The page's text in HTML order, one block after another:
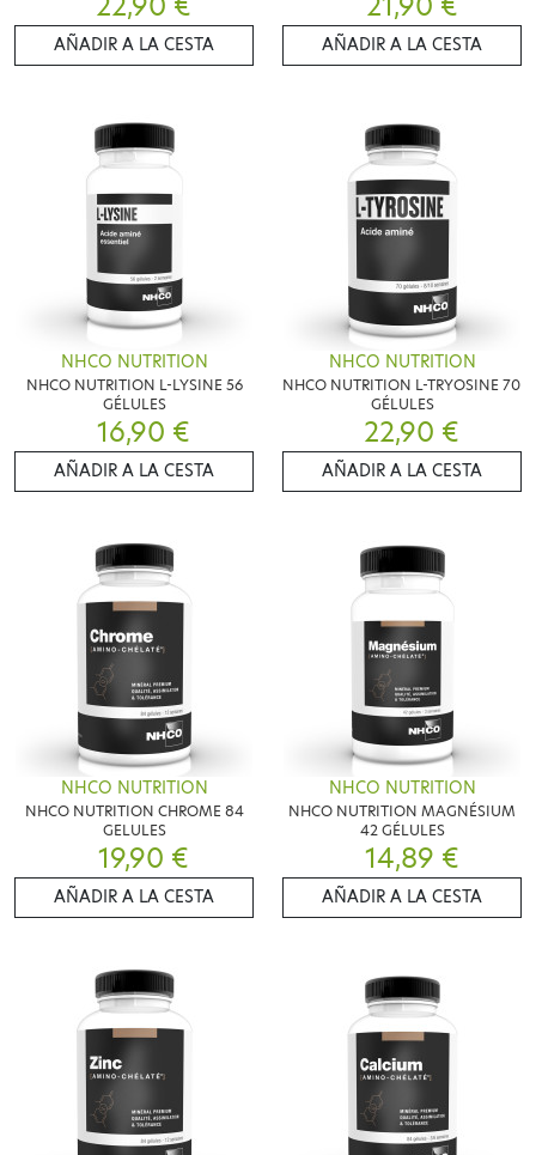
AÑADIR A LA CESTA AÑADIR A LA CESTA
NHCO NUTRITION
NHCO NUTRITION L-LYSINE 56
GÉLULES
16,90 €
AÑADIR A LA CESTA
NHCO NUTRITION
NHCO NUTRITION L-TRYOSINE 70
GÉLULES
22,90 €
AÑADIR A LA CESTA
NHCO NUTRITION
NHCO NUTRITION CHROME 84
GELULES
19,90 €
AÑADIR A LA CESTA
NHCO NUTRITION
NHCO NUTRITION MAGNÉSIUM
42 GÉLULES
14,89 €
AÑADIR A LA CESTA